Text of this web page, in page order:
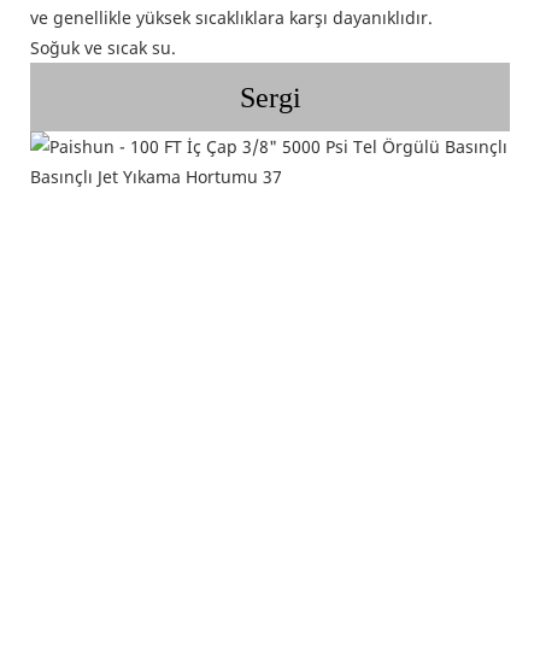
ve genellikle yüksek sıcaklıklara karşı dayanıklıdır.
Soğuk ve sıcak su.
Sergi